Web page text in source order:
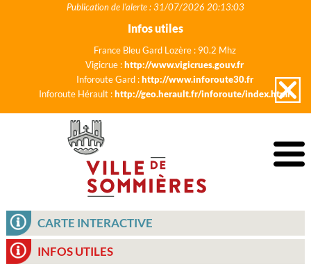
Publication de l'alerte : 31/07/2026 20:13:03
Infos utiles
France Bleu Gard Lozère : 90.2 Mhz
Vigicrue :http://www.vigicrues.gouv.fr
Inforoute Gard :http://www.inforoute30.fr
Inforoute Hérault :http://geo.herault.fr/inforoute/index.html
CARTE INTERACTIVE
INFOS UTILES